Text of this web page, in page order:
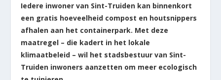
Iedere inwoner van Sint-Truiden kan binnenkort
een gratis hoeveelheid compost en houtsnippers
afhalen aan het containerpark. Met deze
maatregel – die kadert in het lokale
klimaatbeleid – wil het stadsbestuur van Sint-
Truiden inwoners aanzetten om meer ecologisch